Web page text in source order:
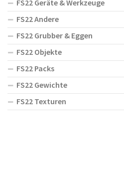
FS22 Geräte & Werkzeuge
FS22 Andere
FS22 Grubber & Eggen
FS22 Objekte
FS22 Packs
FS22 Gewichte
FS22 Texturen